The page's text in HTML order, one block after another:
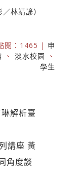
林靖諺）
閱：1465 | 申
、 淡水校園
、
學生
解析臺
講座 黃
角度談